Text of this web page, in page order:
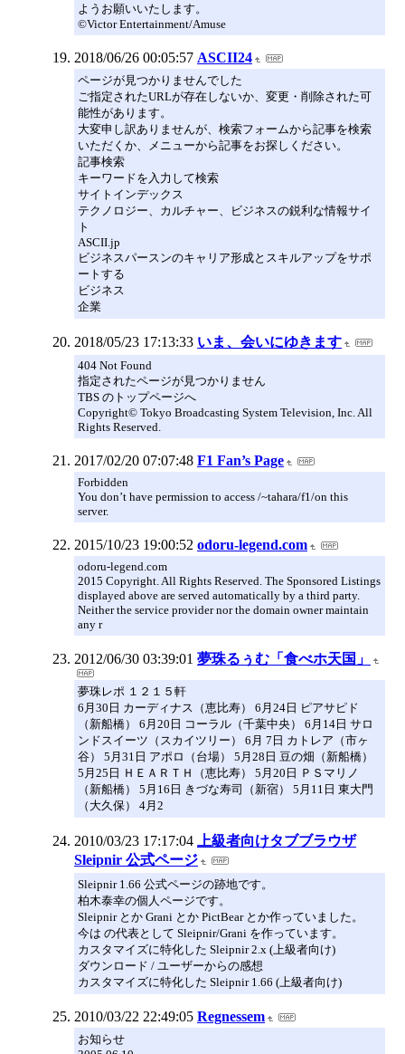
ようお願いいたします。
©Victor Entertainment/Amuse
2018/06/26 00:05:57 ASCII24
ページが見つかりませんでした
ご指定されたURLが存在しないか、変更・削除された可
能性があります。
大変申し訳ありませんが、検索フォームから記事を検索
いただくか、メニューから記事をお探しください。
記事検索
キーワードを入力して検索
サイトインデックス
テクノロジー、カルチャー、ビジネスの鋭利な情報サイ
ト
ASCII.jp
ビジネスパースンのキャリア形成とスキルアップをサポ
ートする
ビジネス
企業
2018/05/23 17:13:33 いま、会いにゆきます
404 Not Found
指定されたページが見つかりません
TBS のトップページへ
Copyright© Tokyo Broadcasting System Television, Inc. All
Rights Reserved.
2017/02/20 07:07:48 F1 Fan’s Page
Forbidden
You don’t have permission to access /~tahara/f1/on this
server.
2015/10/23 19:00:52 odoru-legend.com
odoru-legend.com
2015 Copyright. All Rights Reserved. The Sponsored Listings
displayed above are served automatically by a third party.
Neither the service provider nor the domain owner maintain
any r
2012/06/30 03:39:01 夢珠るぅむ「食べホ天国」
夢珠レポ １２１５軒
6月30日 カーディナス（恵比寿） 6月24日 ピアサピド
（新船橋） 6月20日 コーラル（千葉中央） 6月14日 サロ
ンドスイーツ（スカイツリー） 6月 7日 カトレア（市ヶ
谷） 5月31日 アポロ（台場） 5月28日 豆の畑（新船橋）
5月25日 ＨＥＡＲＴＨ（恵比寿） 5月20日 ＰＳマリノ
（新船橋） 5月16日 きづな寿司（新宿） 5月11日 東大門
（大久保） 4月2
2010/03/23 17:17:04
上級者向けタブブラウザ
Sleipnir 公式ページ
Sleipnir 1.66 公式ページの跡地です。
柏木泰幸の個人ページです。
Sleipnir とか Grani とか PictBear とか作っていました。
今は の代表として Sleipnir/Grani を作っています。
カスタマイズに特化した Sleipnir 2.x (上級者向け)
ダウンロード / ユーザーからの感想
カスタマイズに特化した Sleipnir 1.66 (上級者向け)
2010/03/22 22:49:05 Regnessem
お知らせ